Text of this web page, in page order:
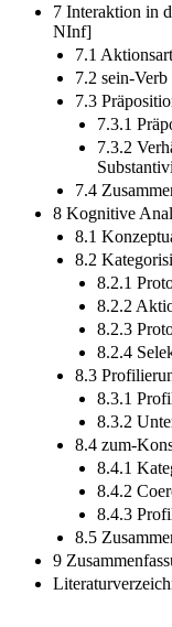
7 Interaktion in
NInf]
7.1
7.2 sein-Verb
7.3
7.3.1
7.3.2
7.4
8 Kognitive
8.1
8.2
8.2.1
8.2.2
8.2.3
8.2.4
8.3
8.3.1
8.3.2
8.4 zum-
8.4.1
8.4.2
8.4.3
8.5
9